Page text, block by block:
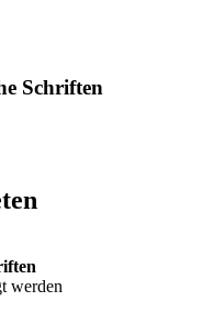
Schriften
werden